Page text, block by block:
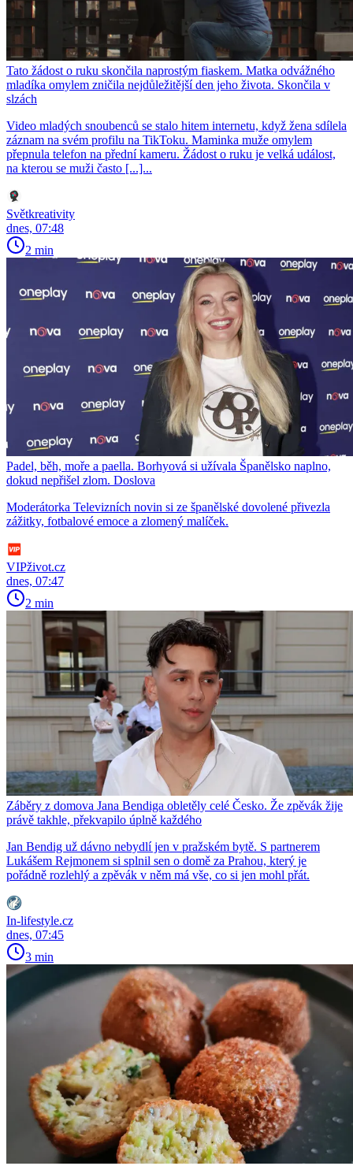
Tato žádost o ruku skončila naprostým fiaskem. Matka odvážného
mladíka omylem zničila nejdůležitější den jeho života. Skončila v
slzách
Video mladých snoubenců se stalo hitem internetu, když žena sdílela
záznam na svém profilu na TikToku. Maminka muže omylem
přepnula telefon na přední kameru. Žádost o ruku je velká událost,
na kterou se muži často [...]...
Světkreativity
dnes, 07:48
2 min
Padel, běh, moře a paella. Borhyová si užívala Španělsko naplno,
dokud nepřišel zlom. Doslova
Moderátorka Televizních novin si ze španělské dovolené přivezla
zážitky, fotbalové emoce a zlomený malíček.
VIPživot.cz
dnes, 07:47
2 min
Záběry z domova Jana Bendiga obletěly celé Česko. Že zpěvák žije
právě takhle, překvapilo úplně každého
Jan Bendig už dávno nebydlí jen v pražském bytě. S partnerem
Lukášem Rejmonem si splnil sen o domě za Prahou, který je
pořádně rozlehlý a zpěvák v něm má vše, co si jen mohl přát.
In-lifestyle.cz
dnes, 07:45
3 min